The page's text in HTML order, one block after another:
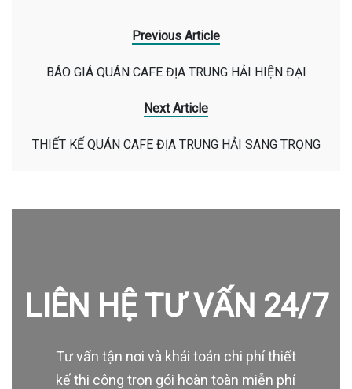
Previous Article
BÁO GIÁ QUÁN CAFE ĐỊA TRUNG HẢI HIỆN ĐẠI
Next Article
THIẾT KẾ QUÁN CAFE ĐỊA TRUNG HẢI SANG TRỌNG
LIÊN HỆ TƯ VẤN 24/7
Tư vấn tận nơi và khái toán chi phí thiết
kế thi công trọn gói hoàn toàn miễn phí